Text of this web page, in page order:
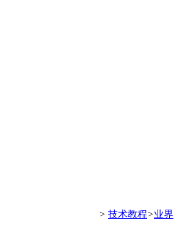
> 技术教程>业界